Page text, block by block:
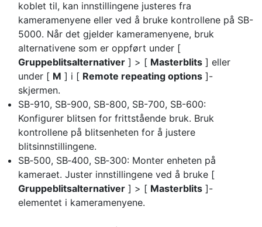
koblet til, kan innstillingene justeres fra
kameramenyene eller ved å bruke kontrollene på SB-
5000. Når det gjelder kameramenyene, bruk
alternativene som er oppført under [
Gruppeblitsalternativer ] > [ Masterblits ] eller
under [ M ] i [ Remote repeating options ]-
skjermen.
SB-910, SB-900, SB-800, SB-700, SB-600:
Konfigurer blitsen for frittstående bruk. Bruk
kontrollene på blitsenheten for å justere
blitsinnstillingene.
SB‑500, SB‑400, SB‑300: Monter enheten på
kameraet. Juster innstillingene ved å bruke [
Gruppeblitsalternativer ] > [ Masterblits ]-
elementet i kameramenyene.